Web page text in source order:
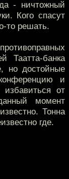
- ничтожный
Кого спасут
то решать.
Таатта-банка
но достойные
и
от
момент
Тонна
где.